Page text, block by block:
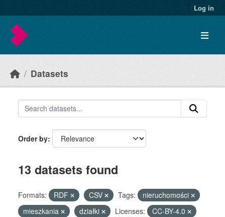
Log in
Datasets
Order by
13 datasets found
Formats: RDF CSV Tags:
nieruchomości
mieszkania
działki Licenses:
CC-BY-4.0